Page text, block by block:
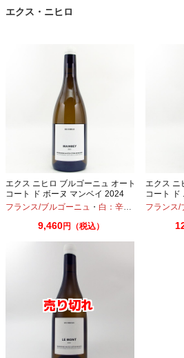
エクス・ニヒロ
エクス ニヒロ ブルゴーニュ オート
コート ド ボーヌ マンベイ 2024
750ml
フランス/ブルゴーニュ ・ 白：辛口 シャルドネ
9,460円（税込）
エクス ニ
コート ド
750ml
フランス/